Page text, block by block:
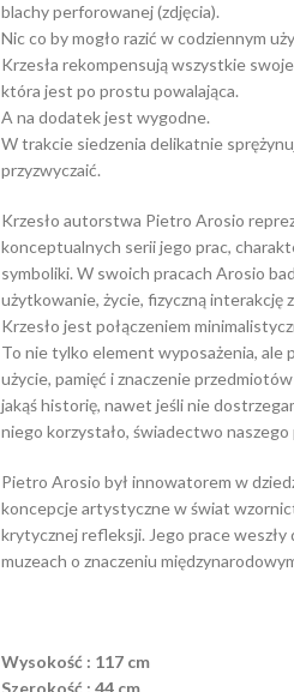
blachy perforowanej (zdjęcia).
Nic co by mogło razić w codziennym
Krzesła rekompensują wszystkie
która jest po prostu powalająca.
A na dodatek jest wygodne.
W trakcie siedzenia delikatnie
przyzwyczaić.
Krzesło autorstwa Pietro Arosio
konceptualnych serii jego prac,
symboliki. W swoich pracach Arosio
użytkowanie, życie, fizyczną interakcję
Krzesło jest połączeniem
To nie tylko element wyposażenia,
użycie, pamięć i znaczenie
jakąś historię, nawet jeśli nie
niego korzystało, świadectwo naszego
Pietro Arosio był innowatorem w
koncepcje artystyczne w świat
krytycznej refleksji. Jego prace
muzeach o znaczeniu
Wysokość : 117 cm
Szerokość : 44 cm